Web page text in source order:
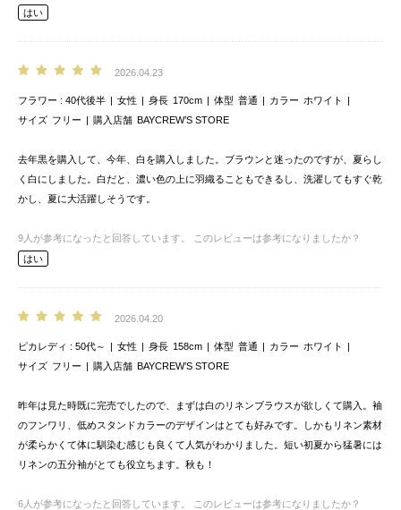
はい
2026.04.23
フラワー 40代後半 女性 身長 170cm 体型 普通 カラー ホワイト
サイズ フリー 購入店舗 BAYCREW’S STORE
去年黒を購入して、今年、白を購入しました。ブラウンと迷ったのですが、夏らし
く白にしました。白だと、濃い色の上に羽織ることもできるし、洗濯してもすぐ乾
かし、夏に大活躍しそうです。
9 人が参考になったと回答しています。
このレビューは参考になりましたか？
はい
2026.04.20
ピカレディ 50代～ 女性 身長 158cm 体型 普通 カラー ホワイト
サイズ フリー 購入店舗 BAYCREW’S STORE
昨年は見た時既に完売でしたので、まずは白のリネンブラウスが欲しくて購入。袖
のフンワリ、低めスタンドカラーのデザインはとても好みです。しかもリネン素材
が柔らかくて体に馴染む感じも良くて人気がわかりました。短い初夏から猛暑には
リネンの五分袖がとても役立ちます。秋も！
6 人が参考になったと回答しています。
このレビューは参考になりましたか？